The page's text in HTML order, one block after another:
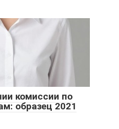
комиссии по
образец 2021